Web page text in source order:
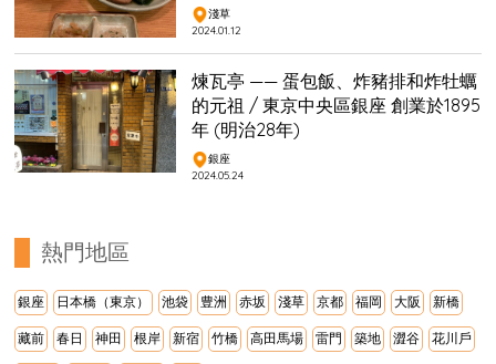
淺草
2024.01.12
煉瓦亭 —— 蛋包飯、炸豬排和炸牡蠣
的元祖 / 東京中央區銀座 創業於1895
年 (明治28年)
銀座
2024.05.24
熱門地區
銀座 日本橋（東京） 池袋 豊洲 赤坂 淺草 京都 福岡 大阪 新橋
藏前 春日 神田 根岸 新宿 竹橋 高田馬場 雷門 築地 澀谷 花川戶